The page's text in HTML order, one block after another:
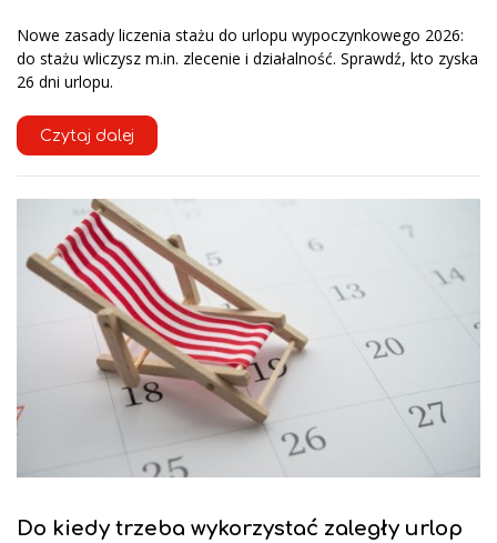
Nowe zasady liczenia stażu do urlopu wypoczynkowego 2026:
do stażu wliczysz m.in. zlecenie i działalność. Sprawdź, kto zyska
26 dni urlopu.
Czytaj dalej
Do kiedy trzeba wykorzystać zaległy urlop